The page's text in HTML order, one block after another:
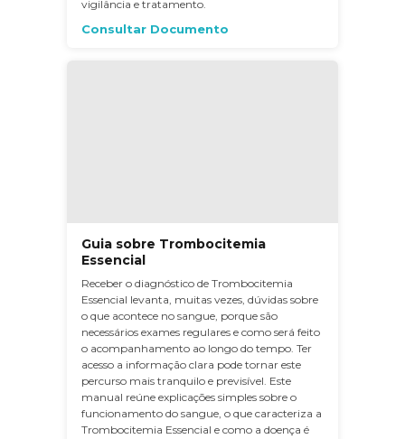
vigilância e tratamento.
Consultar Documento
Guia sobre Trombocitemia
Essencial
Receber o diagnóstico de Trombocitemia
Essencial levanta, muitas vezes, dúvidas sobre
o que acontece no sangue, porque são
necessários exames regulares e como será feito
o acompanhamento ao longo do tempo. Ter
acesso a informação clara pode tornar este
percurso mais tranquilo e previsível. Este
manual reúne explicações simples sobre o
funcionamento do sangue, o que caracteriza a
Trombocitemia Essencial e como a doença é